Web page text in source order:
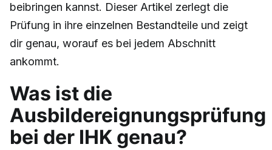
beibringen kannst. Dieser Artikel zerlegt die
Prüfung in ihre einzelnen Bestandteile und zeigt
dir genau, worauf es bei jedem Abschnitt
ankommt.
Was ist die
Ausbildereignungsprüfung
bei der IHK genau?